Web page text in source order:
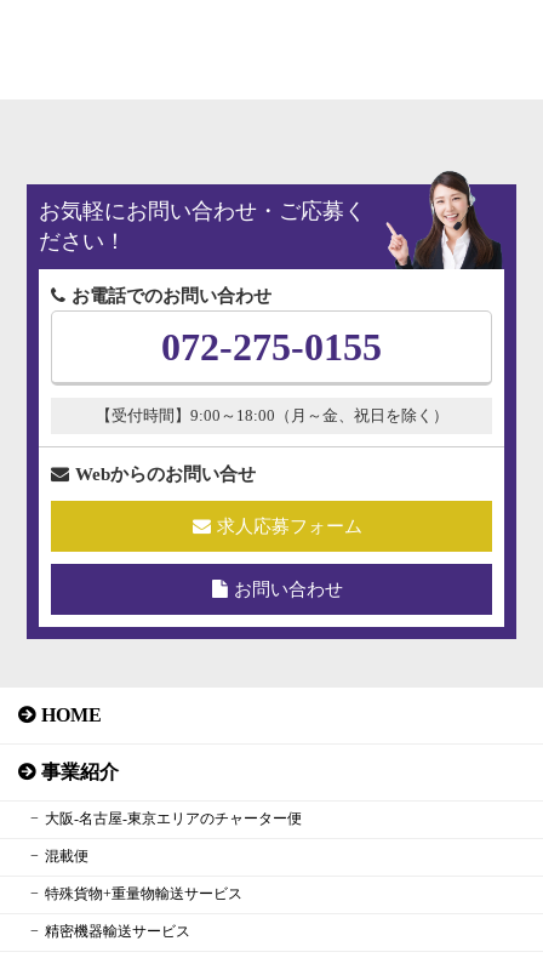
お気軽にお問い合わせ・ご応募く
ださい！
お電話でのお問い合わせ
072-275-0155
【受付時間】9:00～18:00（月～金、祝日を除く）
Webからのお問い合せ
求人応募フォーム
お問い合わせ
HOME
事業紹介
大阪‐名古屋‐東京エリアのチャーター便
混載便
特殊貨物+重量物輸送サービス
精密機器輸送サービス